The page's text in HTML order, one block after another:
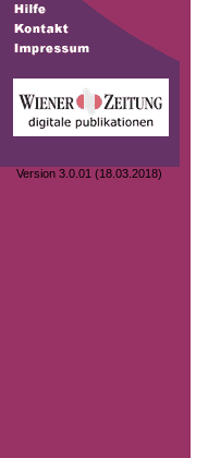
Version 3.0.01 (18.03.2018)